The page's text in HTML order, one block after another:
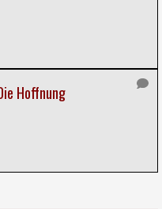
Hoffnung